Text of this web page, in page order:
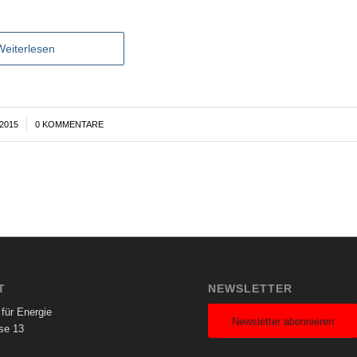
0 KOMMENTARE
Energie
13
NEWSLETTER
Newsletter abonnieren